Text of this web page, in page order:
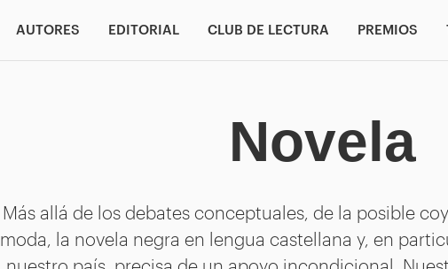
AUTORES EDITORIAL CLUB DE LECTURA PREMIOS
Novela
Más allá de los debates conceptuales, de la posible
moda, la novela negra en lengua castellana y, en
nuestro país, precisa de un apoyo incondicional.